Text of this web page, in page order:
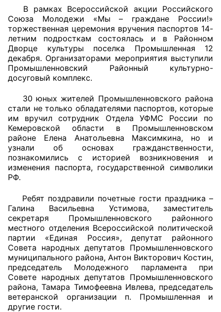
В рамках Всероссийской акции Российского
Союза Молодежи «Мы – граждане России!»
торжественная церемония вручения паспортов 14-
летним подросткам состоялась и в Районном
Дворце культуры поселка Промышленная 12
декабря. Организаторами мероприятия выступили
Промышленновский Районный культурно-
досуговый комплекс.
30 юных жителей Промышленновского района
стали не только обладателями паспортов, которые
им вручил сотрудник Отдела УФМС России по
Кемеровской области в Промышленновском
районе Елена Анатольевна Максимкина, но и
узнали об основах гражданственности,
познакомились с историей возникновения и
изменения паспорта, государственной символики
РФ.
Ребят поздравили почетные гости праздника –
Галина Васильевна Устимова, заместитель
секретаря Промышленновского районного
местного отделения Всероссийской политической
партии «Единая Россия», депутат районного
Совета народных депутатов Промышленновского
муниципального района, Антон Викторович Костин,
председатель Молодежного парламента при
Совете народных депутатов Промышленновского
района, Тамара Тимофеевна Ивлева, председатель
ветеранской организации п. Промышленная и
другие гости.